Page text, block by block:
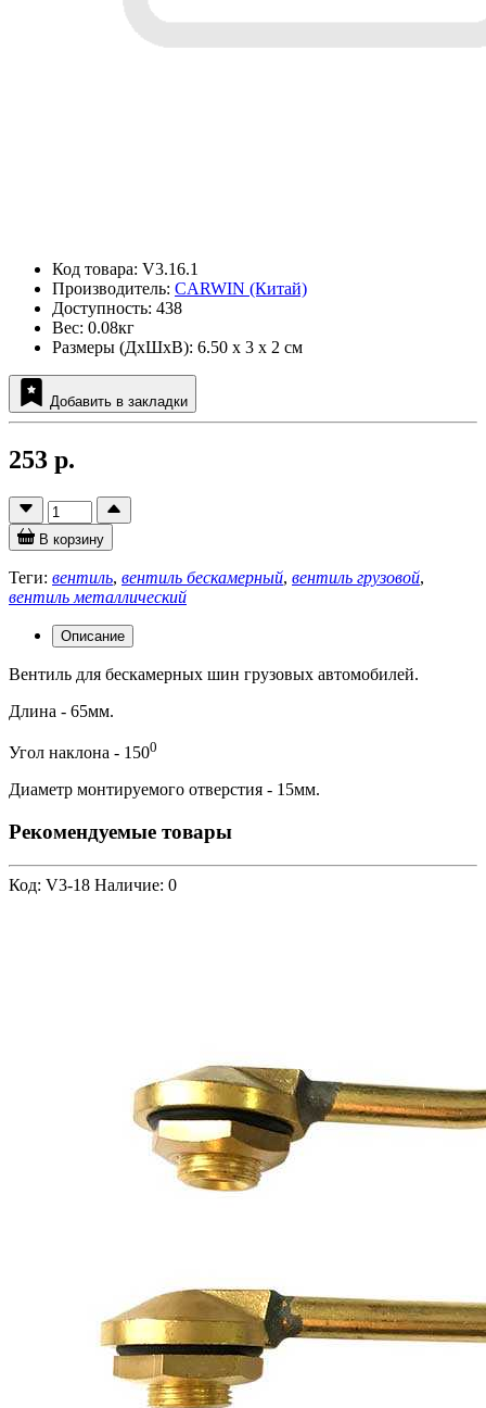
Код товара: V3.16.1
Производитель: CARWIN (Китай)
Доступность: 438
Вес: 0.08кг
Размеры (ДxШxВ): 6.50 x 3 x 2 см
Добавить в закладки
253 р.
В корзину
Теги: вентиль, вентиль бескамерный, вентиль грузовой,
вентиль металлический
Описание
Вентиль для бескамерных шин грузовых автомобилей.
Длина - 65мм.
Угол наклона - 1500
Диаметр монтируемого отверстия - 15мм.
Рекомендуемые товары
Код: V3-18 Наличие: 0